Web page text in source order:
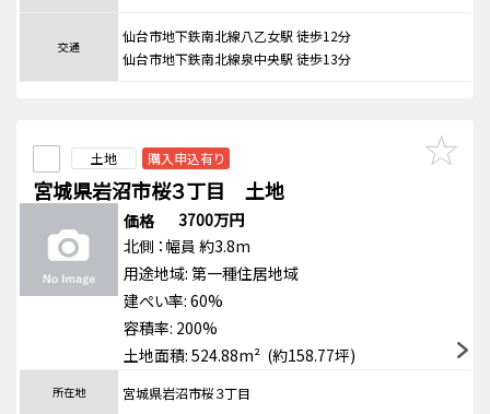
交通
仙台市地下鉄南北線八乙女駅 徒歩12分
仙台市地下鉄南北線泉中央駅 徒歩13分
土地 購入申込有り
宮城県岩沼市桜３丁目 土地
価格
3700万円
北側 ：幅員 約3.8m
用途地域: 第一種住居地域
建ぺい率: 60%
容積率: 200%
土地面積: 524.88m² (約158.77坪)
所在地 宮城県岩沼市桜３丁目